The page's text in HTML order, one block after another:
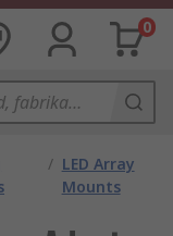
0
/ LED Array
Mounts